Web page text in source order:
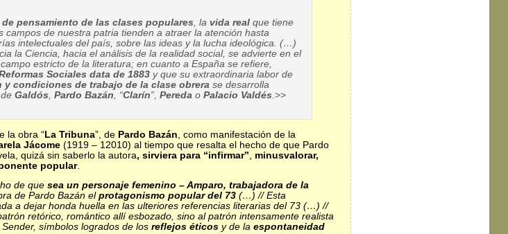
pensamiento de las clases populares , lavida real que tiene
de nuestra patria tienden a atraer la atención hasta
intelectuales del país, sobre las ideas y la lucha ideológica. (…)
la Ciencia, hacia el análisis de la realidad social, se advierte en el
estricto de la literatura; en cuanto a España se refiere,
Sociales data de 1883 y que su extraordinaria labor de
y condiciones de trabajo de la clase obrera se desarrolla
deGaldós ,Pardo Bazán , “Clarín”,Pereda oPalacio Valdés .>>
la obra “La Tribuna”, de Pardo Bazán , como manifestación de la
Jácome(1919 – 12010) al tiempo que resalta el hecho de que Pardo
quizá sin saberlo la autora, sirviera para “infirmar”
minusvalorar,
popular.
de que sea un personaje femenino – Amparo, trabajadora de la
de Pardo Bazán el protagonismo popular del 73(…) // Esta
a dejar honda huella en las ulteriores referencias literarias del 73 (…) //
retórico, romántico allí esbozado, sino al patrón intensamente realista
símbolos logrados de los reflejos éticosy de la espontaneidad